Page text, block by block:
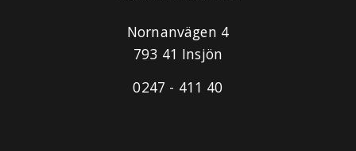
Nornanvägen 4
793 41 Insjön
0247 - 411 40